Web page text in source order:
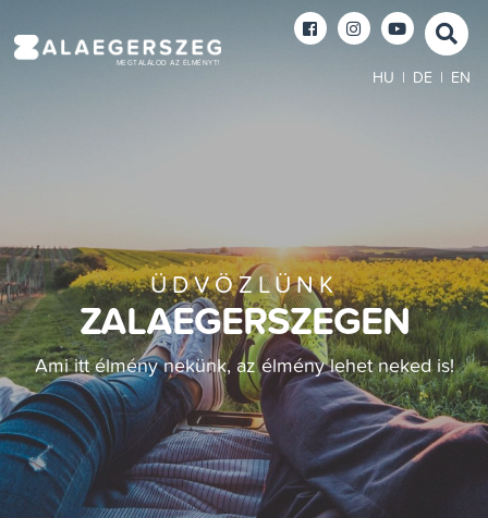
MEGTALÁLOD AZ ÉLMÉNYT!
HU DE EN
ÜDVÖZLÜNK
ZALAEGERSZEGEN
Ami itt élmény nekünk, az élmény lehet neked is!